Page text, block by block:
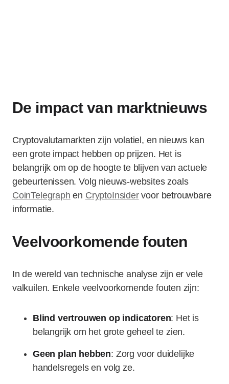
De impact van marktnieuws
Cryptovalutamarkten zijn volatiel, en nieuws kan
een grote impact hebben op prijzen. Het is
belangrijk om op de hoogte te blijven van actuele
gebeurtenissen. Volg nieuws-websites zoals
CoinTelegraph en CryptoInsidervoor betrouwbare
informatie.
Veelvoorkomende fouten
In de wereld van technische analyse zijn er vele
valkuilen. Enkele veelvoorkomende fouten zijn:
Blind vertrouwen op indicatoren: Het is
belangrijk om het grote geheel te zien.
Geen plan hebben: Zorg voor duidelijke
handelsregels en volg ze.